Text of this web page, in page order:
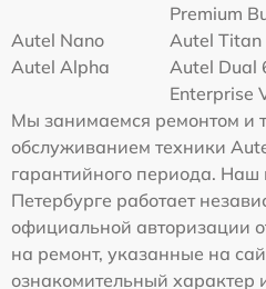
Premium
Autel Nano
Autel Titan
Autel Alpha
Autel Dual
Enterprise
Мы занимаемся ремонтом и
обслуживанием техники
гарантийного периода. Наш
Петербурге работает
официальной авторизации
на ремонт, указанные на
ознакомительный характер